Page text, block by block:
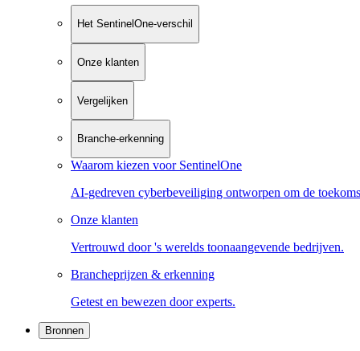
Het SentinelOne-verschil
Onze klanten
Vergelijken
Branche-erkenning
Waarom kiezen voor SentinelOne
AI-gedreven cyberbeveiliging ontworpen om de
Onze klanten
Vertrouwd door 's werelds toonaangevende bedrijven.
Brancheprijzen & erkenning
Getest en bewezen door experts.
Bronnen